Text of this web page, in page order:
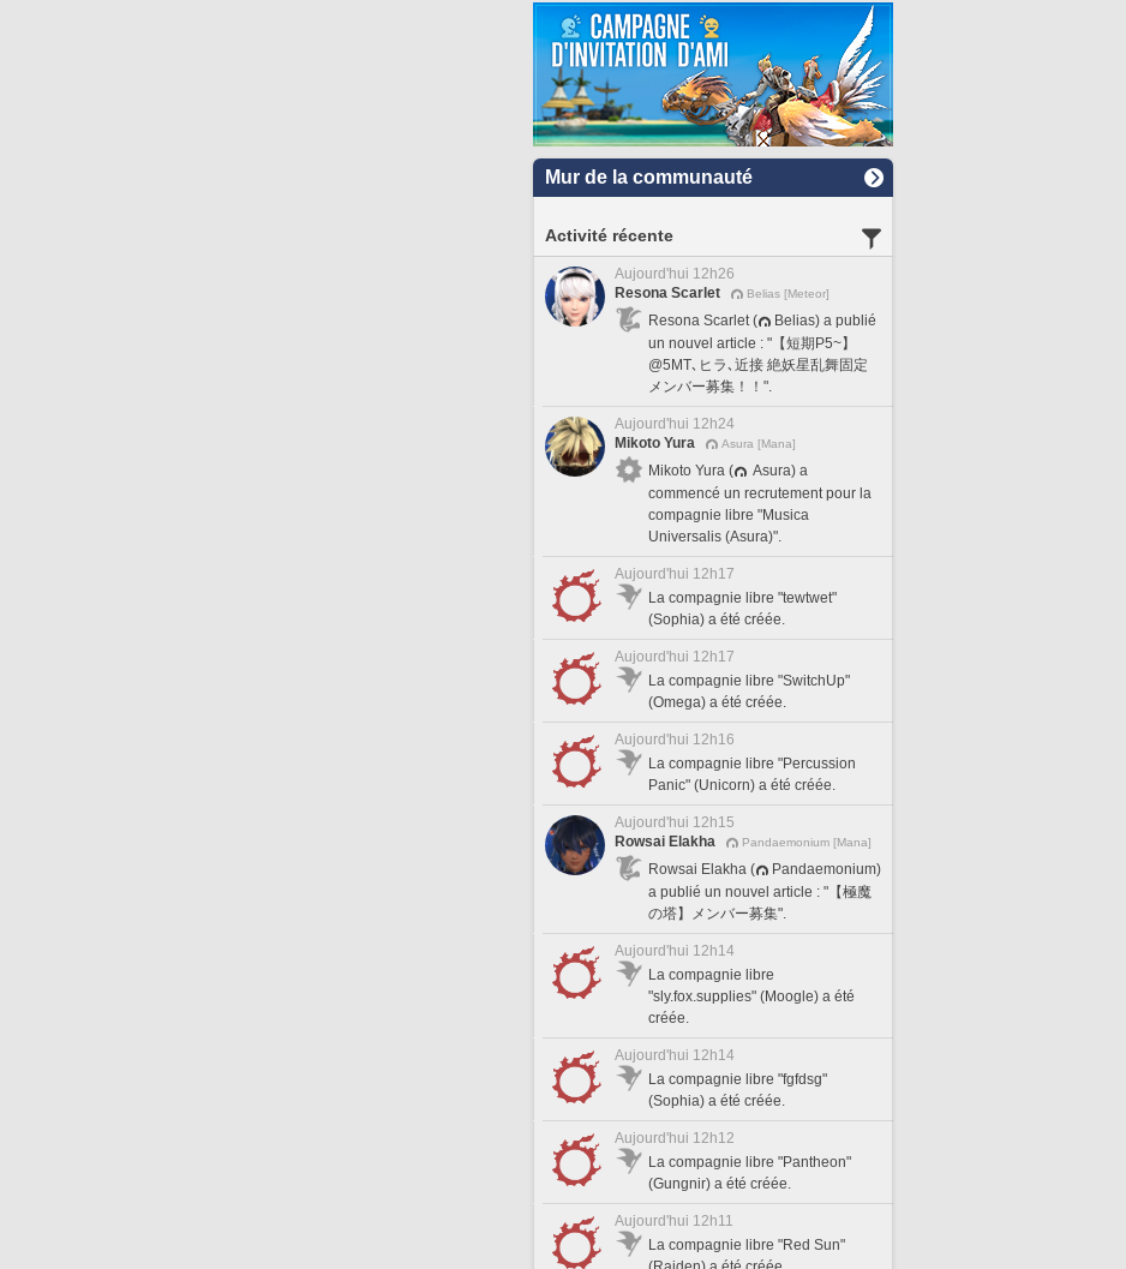
Mur de la communauté
Activité récente
Aujourd'hui 12h26
Resona Scarlet
Belias [Meteor]
Resona Scarlet (
Belias) a publié
un nouvel article : "【短期P5~】
@5MT､ヒラ､近接 絶妖星乱舞固定
メンバー募集！！".
Aujourd'hui 12h24
Mikoto Yura
Asura [Mana]
Mikoto Yura (
Asura) a
commencé un recrutement pour la
compagnie libre "Musica
Universalis (Asura)".
Aujourd'hui 12h17
La compagnie libre "tewtwet"
(Sophia) a été créée.
Aujourd'hui 12h17
La compagnie libre "SwitchUp"
(Omega) a été créée.
Aujourd'hui 12h16
La compagnie libre "Percussion
Panic" (Unicorn) a été créée.
Aujourd'hui 12h15
Rowsai Elakha
Pandaemonium [Mana]
Rowsai Elakha (
Pandaemonium)
a publié un nouvel article : "【極魔
の塔】メンバー募集".
Aujourd'hui 12h14
La compagnie libre
"sly.fox.supplies" (Moogle) a été
créée.
Aujourd'hui 12h14
La compagnie libre "fgfdsg"
(Sophia) a été créée.
Aujourd'hui 12h12
La compagnie libre "Pantheon"
(Gungnir) a été créée.
Aujourd'hui 12h11
La compagnie libre "Red Sun"